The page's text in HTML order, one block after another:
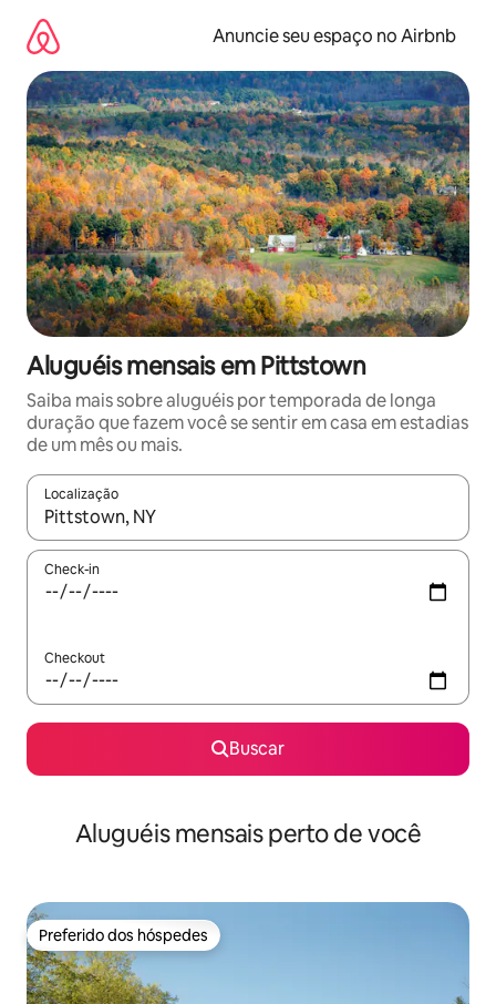
para
conteúdo
Anuncie seu espaço no Airbnb
Aluguéis mensais em Pittstown
Saiba mais sobre aluguéis por temporada de longa
duração que fazem você se sentir em casa em estadias
de um mês ou mais.
Localização
Quando os resultados estiverem disponíveis, explore-os
Check-in
Checkout
Buscar
Aluguéis mensais perto de você
Preferido dos hóspedes
Preferido dos hóspedes